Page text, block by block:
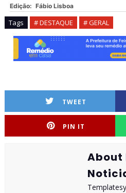
Edição: Fábio Lisboa
Tags # DESTAQUE # GERAL
TWEET
PIN IT
About